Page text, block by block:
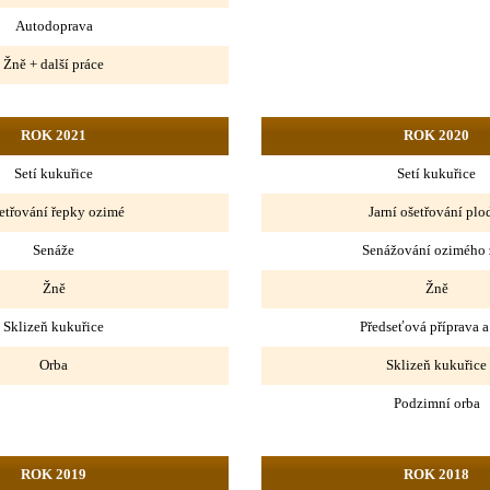
Autodoprava
Žně + další práce
ROK 2021
Setí kukuřice
řepky ozimé
Senáže
Žně
Sklizeň kukuřice
Orba
ROK 2020
Setí kukuřice
Jarní ošetřování
Senážování ozimého
Žně
Předseťová příprava
Sklizeň kukuřice
Podzimní orba
ROK 2019 ROK 2018